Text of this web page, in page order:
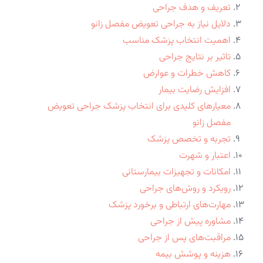
تعریف و هدف جراحی
دلایل نیاز به جراحی تعویض مفصل زانو
اهمیت انتخاب پزشک مناسب
تاثیر بر نتایج جراحی
کاهش خطرات و عوارض
افزایش رضایت بیمار
معیارهای کلیدی برای انتخاب پزشک جراحی تعویض
مفصل زانو
تجربه و تخصص پزشک
اعتبار و شهرت
امکانات و تجهیزات بیمارستانی
رویکرد و روش‌های جراحی
مهارت‌های ارتباطی و برخورد پزشک
مشاوره پیش از جراحی
مراقبت‌های پس از جراحی
هزینه و پوشش بیمه